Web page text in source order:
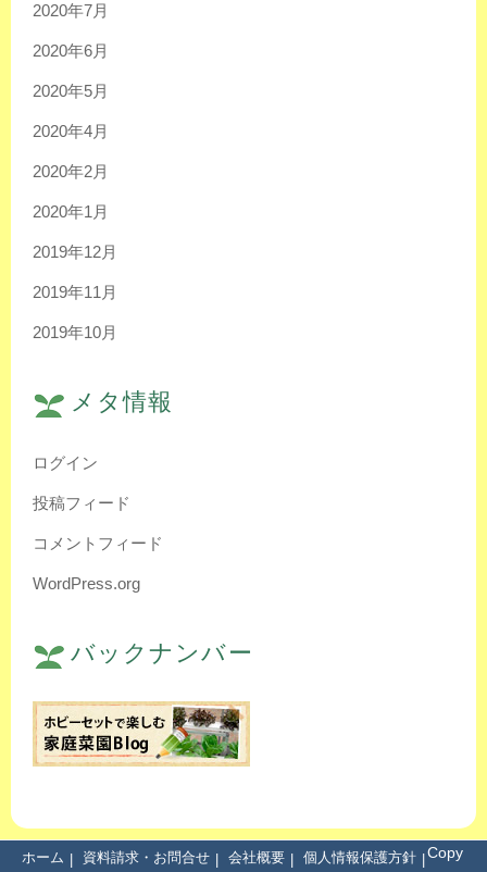
2020年7月
2020年6月
2020年5月
2020年4月
2020年2月
2020年1月
2019年12月
2019年11月
2019年10月
メタ情報
ログイン
投稿フィード
コメントフィード
WordPress.org
バックナンバー
ホーム 資料請求・お問合せ 会社概要 個人情報保護方針
Copy